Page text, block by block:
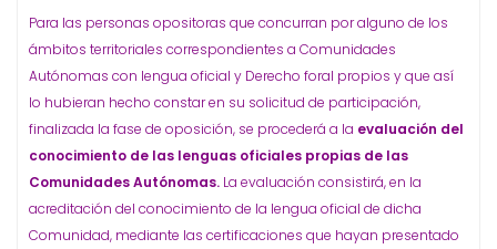
Para las personas opositoras que concurran por alguno de los
ámbitos territoriales correspondientes a Comunidades
Autónomas con lengua oficial y Derecho foral propios y que así
lo hubieran hecho constar en su solicitud de participación,
finalizada la fase de oposición, se procederá a la evaluación del
conocimiento de las lenguas oficiales propias de las
Comunidades Autónomas. La evaluación consistirá, en la
acreditación del conocimiento de la lengua oficial de dicha
Comunidad, mediante las certificaciones que hayan presentado